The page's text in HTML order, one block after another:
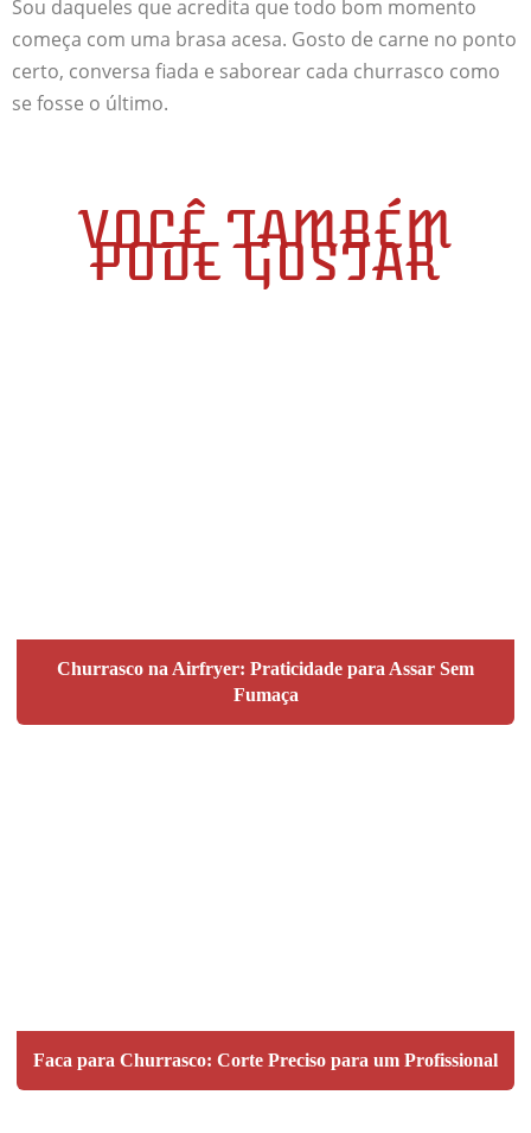
Sou daqueles que acredita que todo bom momento
começa com uma brasa acesa. Gosto de carne no ponto
certo, conversa fiada e saborear cada churrasco como
se fosse o último.
VOCÊ TAMBÉM
PODE GOSTAR
Churrasco na Airfryer: Praticidade para Assar Sem
Fumaça
Faca para Churrasco: Corte Preciso para um Profissional